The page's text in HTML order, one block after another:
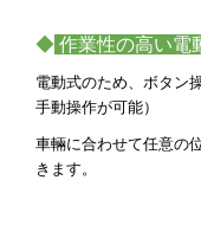
◆ 作業性の高い電
電動式のため、ボタン
手動操作が可能）
車輛に合わせて任意の
きます。